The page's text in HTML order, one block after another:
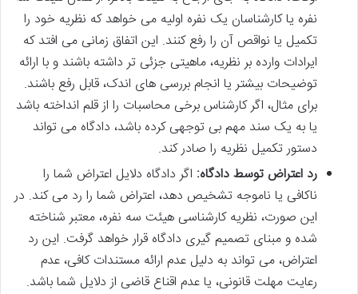
نفره یا کارشناسان یک نفره اولیه می خواهد که نظریه خود را
تکمیل یا نواقص آن را رفع کنند. این اتفاق زمانی می افتد که
ایرادات وارده بر نظریه، ماهیتی جزئی تر داشته باشند و با ارائه
توضیحات بیشتر یا انجام بررسی های اندک، قابل رفع باشند.
برای مثال، اگر کارشناس برخی محاسبات را از قلم انداخته باشد
یا به یک سند مهم بی توجهی کرده باشد، دادگاه می تواند
دستور تکمیل نظریه را صادر کند.
رد اعتراض توسط دادگاه: اگر دادگاه دلایل اعتراض شما را
ناکافی یا ناموجه تشخیص دهد، اعتراض شما را رد می کند. در
این صورت، نظریه کارشناسی هیئت سه نفره، معتبر شناخته
شده و مبنای تصمیم گیری دادگاه قرار خواهد گرفت. این رد
اعتراض، می تواند به دلیل عدم ارائه مستندات کافی، عدم
رعایت مهلت قانونی، یا عدم اقناع قاضی از دلایل شما باشد.